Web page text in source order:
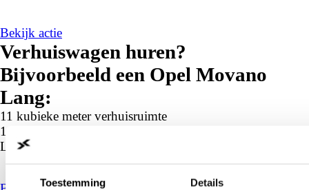
Toestemming Details
Bekijk actie
Verhuiswagen huren?
Bijvoorbeeld een Opel Movano
Lang:
11 kubieke meter verhuisruimte
100 kilometer vrij rijden per dag
L: 3.20m B: 1.75m H: 1.90m